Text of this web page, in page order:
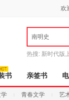
欢
南明史
热搜: 新时代版
书 亲签书
青春文学 艺